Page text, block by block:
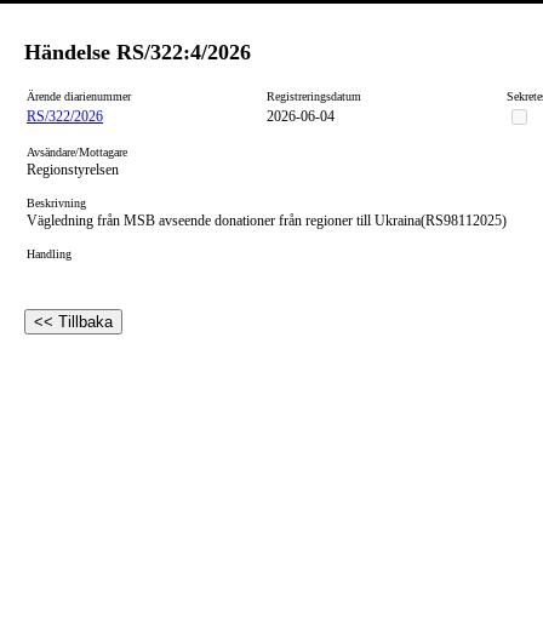
Händelse RS/322:4/2026
Ärende diarienummer Registreringsdatum
RS/322/2026 2026-06-04
Avsändare/Mottagare
Regionstyrelsen
Beskrivning
Vägledning från MSB avseende donationer från regioner till Ukraina(RS98112025)
Handling